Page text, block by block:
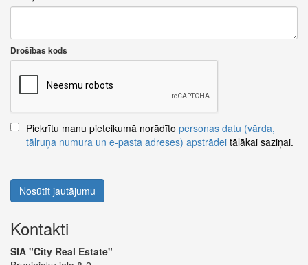
Drošības kods
Piekrītu manu pieteikumā norādīto personas datu (vārda,
tālruņa numura un e-pasta adreses) apstrādei tālākai saziņai.
Nosūtīt jautājumu
Kontakti
SIA "City Real Estate"